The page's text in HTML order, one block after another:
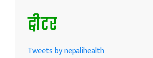
ट्वीटर
Tweets by nepalihealth